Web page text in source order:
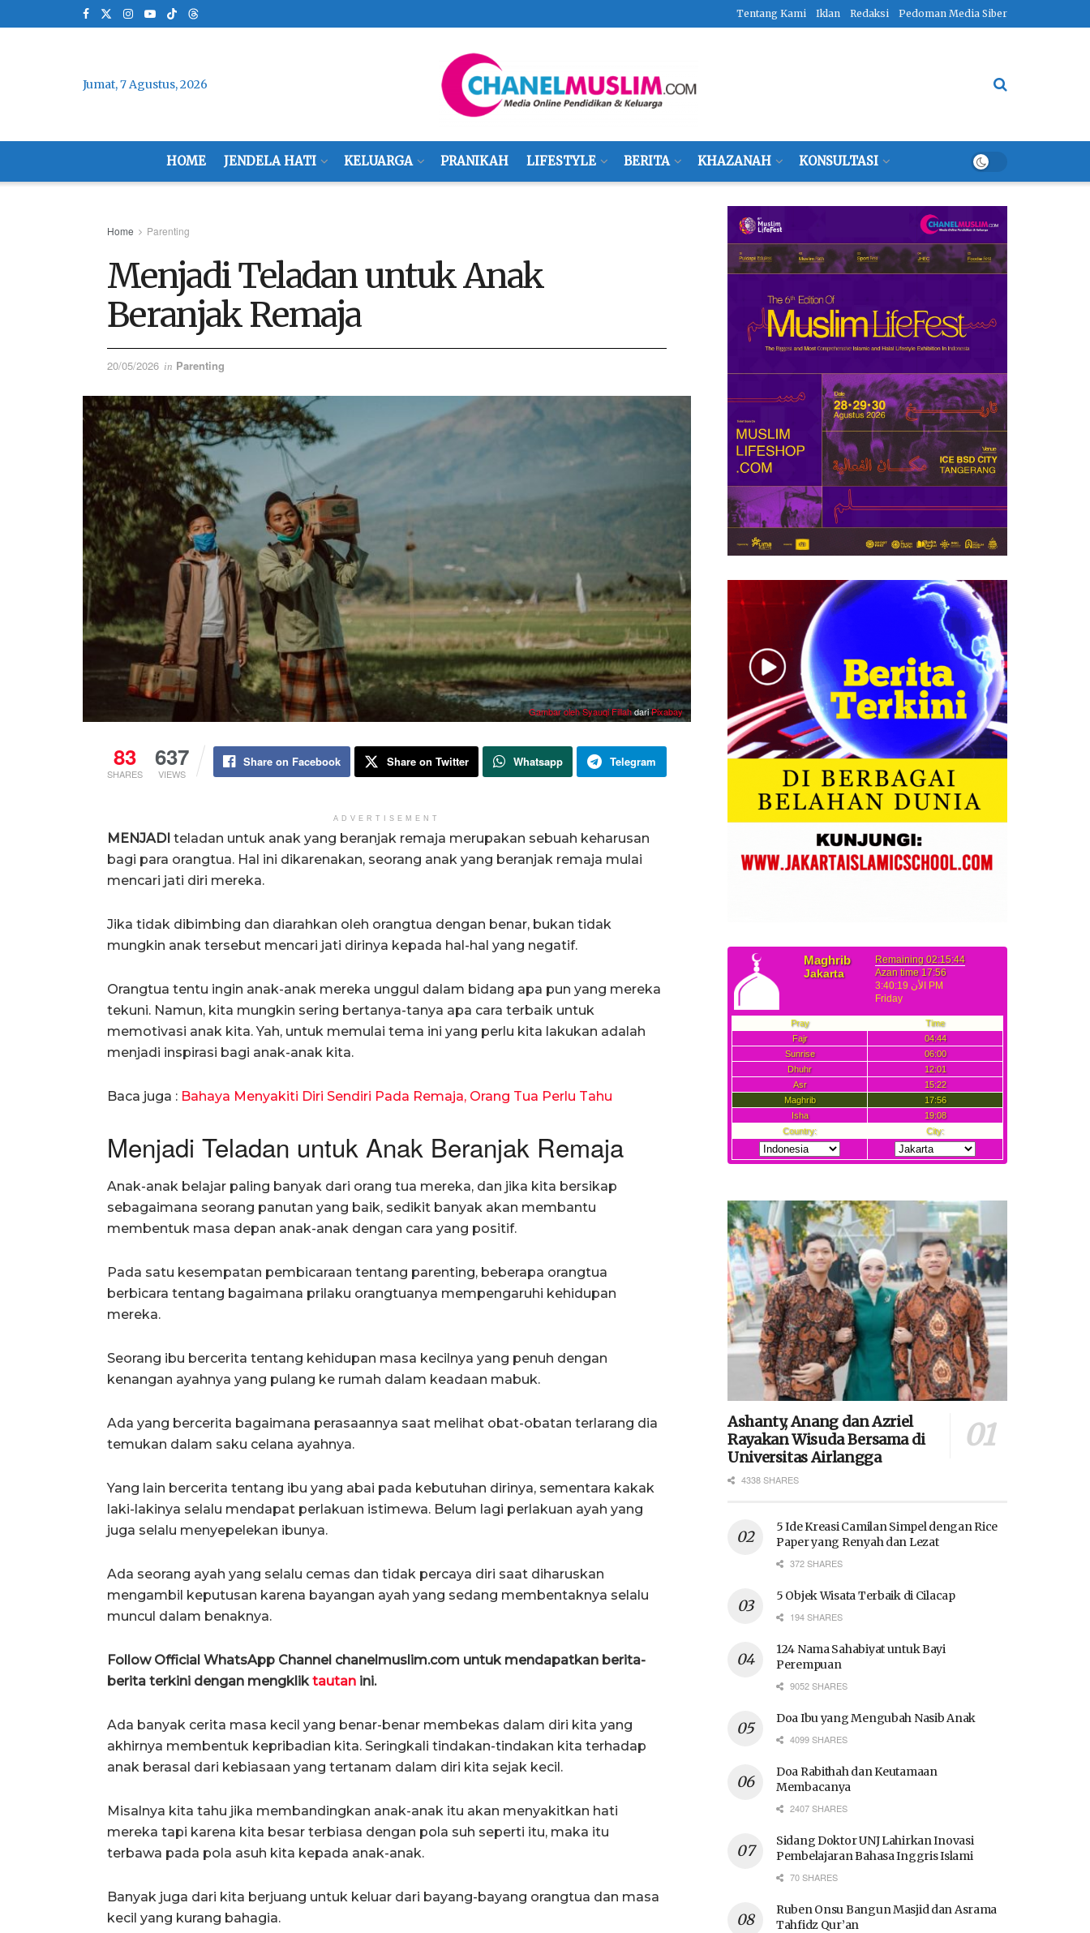
Tentang Kami Iklan Redaksi Pedoman Media Siber
Jumat, 7 Agustus, 2026
HOME JENDELA HATI KELUARGA PRANIKAH LIFESTYLE BERITA KHAZANAH KONSULTASI
Home Parenting
Menjadi Teladan untuk Anak
Beranjak Remaja
20/05/2026 in Parenting
Gambar olehSyauqi FillahdariPixabay
83
SHARES
637
VIEWS
Share on Facebook Share on Twitter Whatsapp Telegram
ADVERTISEMENT
MENJADI teladan untuk anak yang beranjak remaja merupakan sebuah keharusan
bagi para orangtua. Hal ini dikarenakan, seorang anak yang beranjak remaja mulai
mencari jati diri mereka.
Jika tidak dibimbing dan diarahkan oleh orangtua dengan benar, bukan tidak
mungkin anak tersebut mencari jati dirinya kepada hal-hal yang negatif.
Orangtua tentu ingin anak-anak mereka unggul dalam bidang apa pun yang mereka
tekuni. Namun, kita mungkin sering bertanya-tanya apa cara terbaik untuk
memotivasi anak kita. Yah, untuk memulai tema ini yang perlu kita lakukan adalah
menjadi inspirasi bagi anak-anak kita.
Baca juga : Bahaya Menyakiti Diri Sendiri Pada Remaja, Orang Tua Perlu Tahu
Menjadi Teladan untuk Anak Beranjak Remaja
Anak-anak belajar paling banyak dari orang tua mereka, dan jika kita bersikap
sebagaimana seorang panutan yang baik, sedikit banyak akan membantu
membentuk masa depan anak-anak dengan cara yang positif.
Pada satu kesempatan pembicaraan tentang parenting, beberapa orangtua
berbicara tentang bagaimana prilaku orangtuanya mempengaruhi kehidupan
mereka.
Seorang ibu bercerita tentang kehidupan masa kecilnya yang penuh dengan
kenangan ayahnya yang pulang ke rumah dalam keadaan mabuk.
Ada yang bercerita bagaimana perasaannya saat melihat obat-obatan terlarang dia
temukan dalam saku celana ayahnya.
Yang lain bercerita tentang ibu yang abai pada kebutuhan dirinya, sementara kakak
laki-lakinya selalu mendapat perlakuan istimewa. Belum lagi perlakuan ayah yang
juga selalu menyepelekan ibunya.
Ada seorang ayah yang selalu cemas dan tidak percaya diri saat diharuskan
mengambil keputusan karena bayangan ayah yang sedang membentaknya selalu
muncul dalam benaknya.
Follow Official WhatsApp Channel chanelmuslim.com untuk mendapatkan berita-
berita terkini dengan mengkliktautan ini.
Ada banyak cerita masa kecil yang benar-benar membekas dalam diri kita yang
akhirnya membentuk kepribadian kita. Seringkali tindakan-tindakan kita terhadap
anak berasal dari kebiasaan yang tertanam dalam diri kita sejak kecil.
Misalnya kita tahu jika membandingkan anak-anak itu akan menyakitkan hati
mereka tapi karena kita besar terbiasa dengan pola suh seperti itu, maka itu
terbawa pada pola asuh kita kepada anak-anak.
Banyak juga dari kita berjuang untuk keluar dari bayang-bayang orangtua dan masa
kecil yang kurang bahagia.
Ashanty, Anang dan Azriel
Rayakan Wisuda Bersama di
Universitas Airlangga
4338 SHARES
5 Ide Kreasi Camilan Simpel dengan Rice
Paper yang Renyah dan Lezat
372 SHARES
5 Objek Wisata Terbaik di Cilacap
194 SHARES
124 Nama Sahabiyat untuk Bayi
Perempuan
9052 SHARES
Doa Ibu yang Mengubah Nasib Anak
4099 SHARES
Doa Rabithah dan Keutamaan
Membacanya
2407 SHARES
Sidang Doktor UNJ Lahirkan Inovasi
Pembelajaran Bahasa Inggris Islami
70 SHARES
Ruben Onsu Bangun Masjid dan Asrama
Tahfidz Qur’an